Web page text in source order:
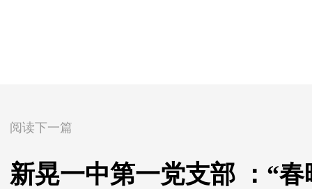
阅读下一篇
新晃一中第一党支部 ：“